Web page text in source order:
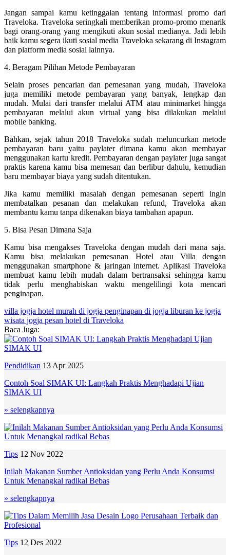
Jangan sampai kamu ketinggalan tentang informasi promo dari
Traveloka. Traveloka seringkali memberikan promo-promo menarik
bagi orang-orang yang mengikuti akun sosial medianya. Jadi lebih
baik kamu segera ikuti sosial media Traveloka sekarang di Instagram
dan platform media sosial lainnya.
4. Beragam Pilihan Metode Pembayaran
Selain proses pencarian dan pemesanan yang mudah, Traveloka
juga memiliki metode pembayaran yang banyak, lengkap dan
mudah. Mulai dari transfer melalui ATM atau minimarket hingga
pembayaran melalui akun virtual yang bisa dilakukan melalui
mobile banking.
Bahkan, sejak tahun 2018 Traveloka sudah meluncurkan metode
pembayaran baru yaitu paylater dimana kamu akan membayar
menggunakan kartu kredit. Pembayaran dengan paylater juga sangat
praktis karena kamu bisa memesan dan berlibur dahulu, kemudian
baru membayar biaya yang sudah ditentukan.
Jika kamu memiliki masalah dengan pemesanan seperti ingin
membatalkan pesanan dan melakukan refund, Traveloka akan
membantu kamu tanpa dikenakan biaya tambahan apapun.
5. Bisa Pesan Dimana Saja
Kamu bisa mengakses Traveloka dengan mudah dari mana saja.
Kamu bisa melakukan pemesanan Hotel atau Villa dengan
menggunakan smartphone & jaringan internet. Aplikasi Traveloka
membuat kamu lebih mudah dalam bertransaksi sehingga kamu
tidak perlu menghabiskan waktu mengelilingi kota mencari
penginapan.
villa jogja hotel murah di jogja penginapan di jogja liburan ke jogja
wisata jogja pesan hotel di Traveloka
Baca Juga:
Pendidikan 13 Apr 2025
Contoh Soal SIMAK UI: Langkah Praktis Menghadapi Ujian
SIMAK UI
» selengkapnya
Tips 12 Nov 2022
Inilah Makanan Sumber Antioksidan yang Perlu Anda Konsumsi
Untuk Menangkal radikal Bebas
» selengkapnya
Tips 12 Des 2022